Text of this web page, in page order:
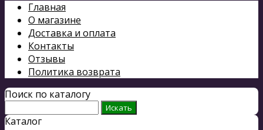
Главная
О магазине
Доставка и оплата
Контакты
Отзывы
Политика возврата
Поиск по каталогу
Каталог